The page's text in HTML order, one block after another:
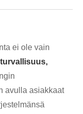
ei ole vain
turvallisuus,
avulla asiakkaat